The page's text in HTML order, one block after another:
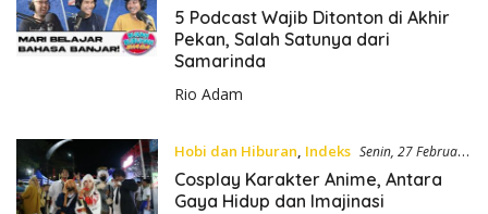
2023
5 Podcast Wajib Ditonton di Akhir
Pekan, Salah Satunya dari
Samarinda
Rio Adam
Hobi dan Hiburan, Indeks Senin, 27 Februari
2023
Cosplay Karakter Anime, Antara
Gaya Hidup dan Imajinasi